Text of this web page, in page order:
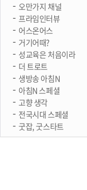
오만가지 채널
프라임인터뷰
어스온어스
거기어때?
성교육은 처음이라
더 트로트
생방송 아침N
아침N 스페셜
고향 생각
전국시대 스페셜
굿잡, 굿스타트